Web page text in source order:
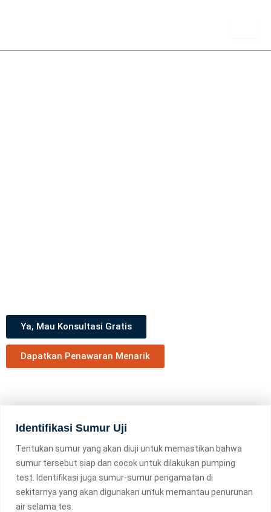
Ya, Mau Konsultasi Gratis
Dapatkan Penawaran Menarik
Identifikasi Sumur Uji
Tentukan sumur yang akan diuji untuk memastikan bahwa
sumur tersebut siap dan cocok untuk dilakukan pumping
test. Identifikasi juga sumur-sumur pengamatan di
sekitarnya yang akan digunakan untuk memantau penurunan
air selama tes.